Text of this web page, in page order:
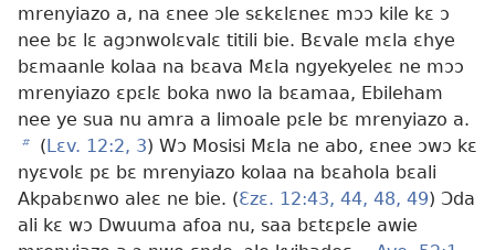
mrenyiazo a, na ɛnee ɔle sɛkɛlɛneɛ mɔɔ kile kɛ ɔ
nee bɛ lɛ agɔnwolɛvalɛ titili bie. Bɛvale mɛla ɛhye
bɛmaanle kolaa na bɛava Mɛla ngyekyeleɛ ne mɔɔ
mrenyiazo ɛpɛlɛ boka nwo la bɛamaa, Ebileham
nee ye sua nu amra a limoale pɛle bɛ mrenyiazo a.
b (Lɛv. 12:2, 3) Wɔ Mosisi Mɛla ne abo, ɛnee ɔwɔ kɛ
nyɛvolɛ pɛ bɛ mrenyiazo kolaa na bɛahola bɛali
Akpabɛnwo aleɛ ne bie. (Ɛzɛ. 12:43, 44, 48, 49) Ɔda
ali kɛ wɔ Dwuuma afoa nu, saa bɛtɛpɛle awie